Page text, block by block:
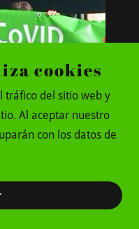
cookies
tráfico del sitio web y
Al aceptar nuestro
con los datos de